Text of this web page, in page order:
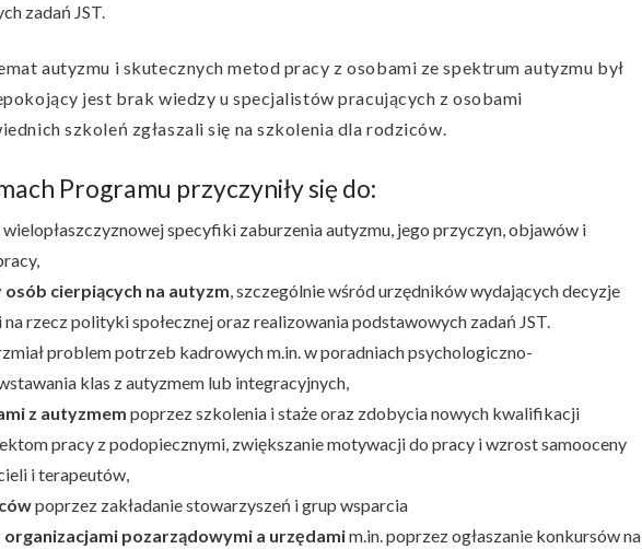
zadań JST.
autyzmu i skutecznych metod pracy z osobami ze spektrum autyzmu był
jest brak wiedzy u specjalistów pracujących z osobami
szkoleń zgłaszali się na szkolenia dla rodziców.
Programu przyczyniły się do:
specyfiki zaburzenia autyzmu, jego przyczyn, objawów i
cierpiących na autyzm, szczególnie wśród urzędników wydających decyzje
rzecz polityki społecznej oraz realizowania podstawowych zadań JST.
problem potrzeb kadrowych m.in. w poradniach psychologiczno-
klas z autyzmem lub integracyjnych,
z autyzmem poprzez szkolenia i staże oraz zdobycia nowych kwalifikacji
pracy z podopiecznymi, zwiększanie motywacji do pracy i wzrost samooceny
i terapeutów,
poprzez zakładanie stowarzyszeń i grup wsparcia
pozarządowymi a urzędamim.in. poprzez ogłaszanie konkursów na